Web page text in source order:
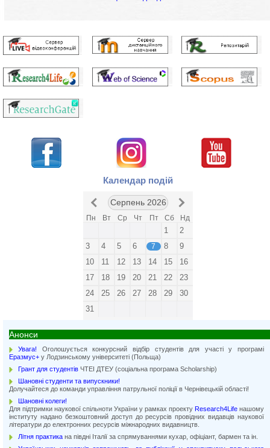
Календар подій
Серпень 2026
Пн Вт Ср Чт Пт Сб Нд
1
2
3
4 5 6 7 8
9
10
11 12 13 14 15
16
17
18 19 20 21 22
23
24
25 26 27 28 29
30
31
Анонси
Увага! Оголошується конкурсний відбір студентів для участі у програмі
Еразмус+ у Лодзинському університеті (Польща)
Грант для студентів ЧТЕІ ДТЕУ (соціальна програма Scholarship)
Шановні студенти та випускники!
Долучайтеся до команди управління патрульної поліції в Чернівецькій області!
Шановні колеги!
Для підтримки наукової спільноти України у рамках проекту Research4Life нашому
інституту надано безкоштовний доступ до ресурсів провідних видавців наукової
літератури до електронних ресурсів міжнародних видавництв.
Літня практика на півдні Італії за спрямуваннями кухар, офіціант, бармен та ін.